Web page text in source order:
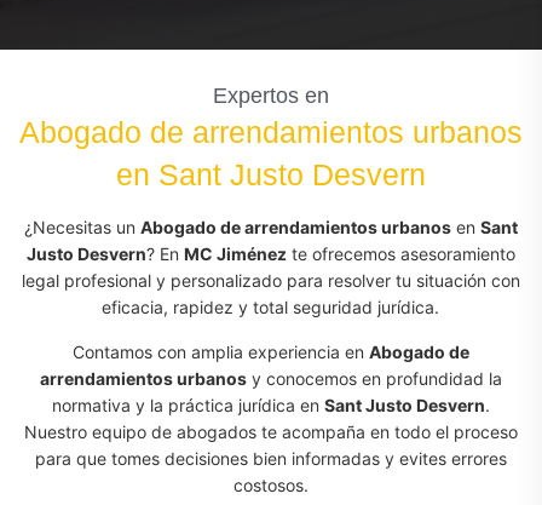
Expertos en
Abogado de arrendamientos urbanos
en Sant Justo Desvern
¿Necesitas un Abogado de arrendamientos urbanosen Sant
Justo Desvern? En MC Jiménezte ofrecemos asesoramiento
legal profesional y personalizado para resolver tu situación con
eficacia, rapidez y total seguridad jurídica.
Contamos con amplia experiencia en Abogado de
arrendamientos urbanosy conocemos en profundidad la
normativa y la práctica jurídica en Sant Justo Desvern.
Nuestro equipo de abogados te acompaña en todo el proceso
para que tomes decisiones bien informadas y evites errores
costosos.